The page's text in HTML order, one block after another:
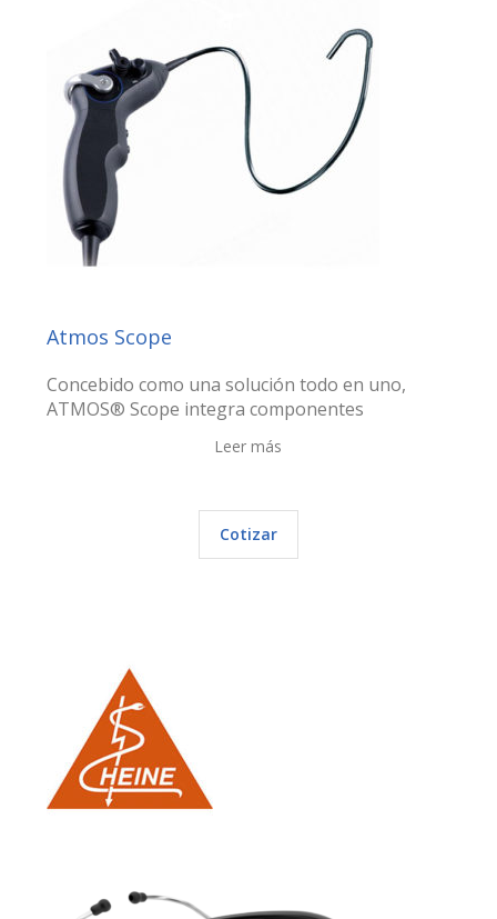
Atmos Scope
Concebido como una solución todo en uno,
ATMOS® Scope integra componentes
Leer más
Cotizar